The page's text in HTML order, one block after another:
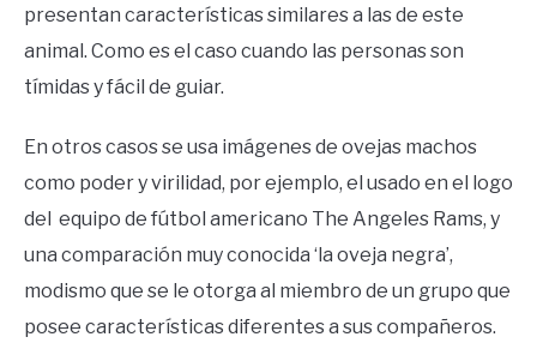
presentan características similares a las de este
animal. Como es el caso cuando las personas son
tímidas y fácil de guiar.
En otros casos se usa imágenes de ovejas machos
como poder y virilidad, por ejemplo, el usado en el logo
del equipo de fútbol americano The Angeles Rams, y
una comparación muy conocida ‘la oveja negra’,
modismo que se le otorga al miembro de un grupo que
posee características diferentes a sus compañeros.